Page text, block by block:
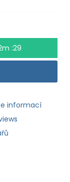
:29
informací